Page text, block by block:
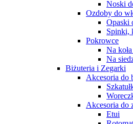
Noski
Ozdoby do
Opaski
Spinki,
Pokrowce
Na
Na
Biżuteria i Zegarki
Akcesoria do
Akcesoria do
Etui